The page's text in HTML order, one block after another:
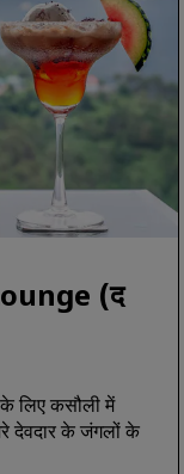
(द
लिए कसौली में
देवदार के जंगलों के